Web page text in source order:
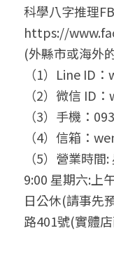
科學八字推理
https://
(外縣市或海外
（1）Line ID
（2）微信 ID
（3）手機：
（4）信箱：
（5）營業時
9:00 星期六:上
日公休(請事先
路401號(實體